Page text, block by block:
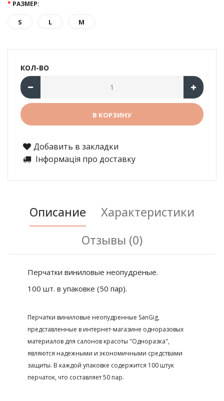
РАЗМЕР:
S L M
КОЛ-ВО
Добавить в закладки
Інформація про доставку
Описание
Характеристики
Отзывы (0)
Перчатки виниловые неопудреные.
100 шт. в упаковке (50 пар).
Перчатки виниловые неопудренные SanGig,
представленные в интернет-магазине одноразовых
материалов для салонов красоты "Одноразка",
являются надежными и экономичными средствами
защиты. В каждой упаковке содержится 100 штук
перчаток, что составляет 50 пар.